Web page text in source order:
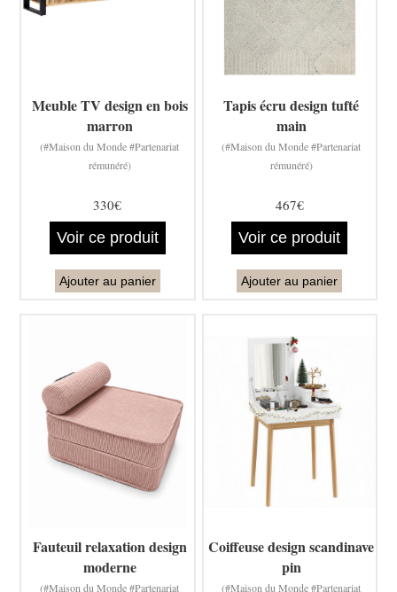
Meuble TV design en bois
marron
(#Maison du Monde #Partenariat
rémunéré)
330€
Voir ce produit
Ajouter au panier
Tapis écru design tufté
main
(#Maison du Monde #Partenariat
rémunéré)
467€
Voir ce produit
Ajouter au panier
Fauteuil relaxation design
moderne
(#Maison du Monde #Partenariat
Coiffeuse design scandinave
pin
(#Maison du Monde #Partenariat